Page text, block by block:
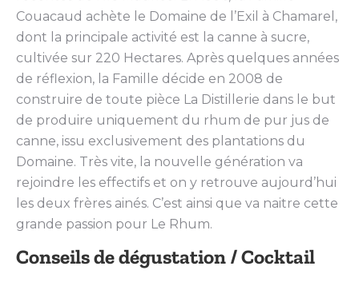
Couacaud achète le Domaine de l’Exil à Chamarel,
dont la principale activité est la canne à sucre,
cultivée sur 220 Hectares. Après quelques années
de réflexion, la Famille décide en 2008 de
construire de toute pièce La Distillerie dans le but
de produire uniquement du rhum de pur jus de
canne, issu exclusivement des plantations du
Domaine. Très vite, la nouvelle génération va
rejoindre les effectifs et on y retrouve aujourd’hui
les deux frères ainés. C’est ainsi que va naitre cette
grande passion pour Le Rhum.
Conseils de dégustation / Cocktail